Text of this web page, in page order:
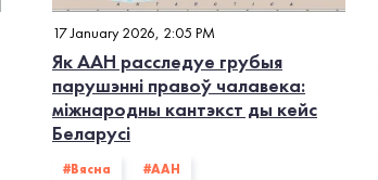
17 January 2026, 2:05 PM
Як ААН расследуе грубыя
парушэнні правоў чалавека:
міжнародны кантэкст ды кейс
Беларусі
#Вясна #ААН